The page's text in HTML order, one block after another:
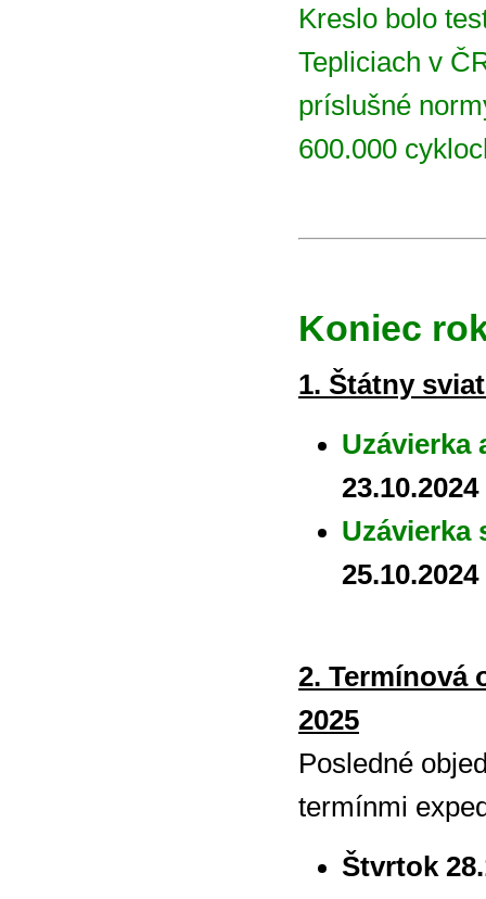
Kreslo bolo
Tepliciach v
príslušné
600.000
Koniec
1. Štátny
Uzávierka
Uzávierka
2. Termínová
2025
Posledné
termínmi
Štvrtok